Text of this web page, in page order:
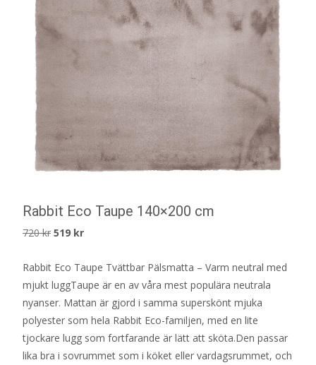
Rabbit Eco Taupe 140×200 cm
720kr Det
priset
var:
720 kr.
519 krDet
priset
är:
519 kr.
Rabbit Eco Taupe Tvättbar Pälsmatta – Varm neutral med
mjukt luggTaupe är en av våra mest populära neutrala
nyanser. Mattan är gjord i samma superskönt mjuka
polyester som hela Rabbit Eco-familjen, med en lite
tjockare lugg som fortfarande är lätt att sköta.Den passar
lika bra i sovrummet som i köket eller vardagsrummet, och